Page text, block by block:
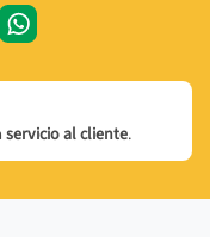
servicio al cliente.